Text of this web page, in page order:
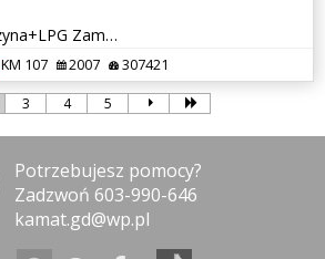
SUZUKI SX4 1,6 Benzyna+LPG Zamiana
KM 107 2007 307421
3 4 5
Potrzebujesz pomocy?
Zadzwoń 603-990-646
kamat.gd@wp.pl